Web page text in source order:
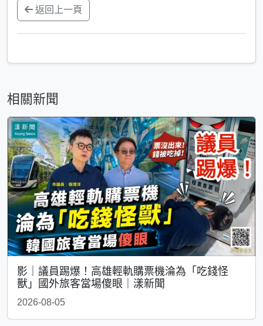
返回上一頁
相關新聞
影｜議員踢爆！高雄輕軌購票機淪為「吃錢怪
獸」國外旅客當場傻眼｜漾新聞
2026-08-05